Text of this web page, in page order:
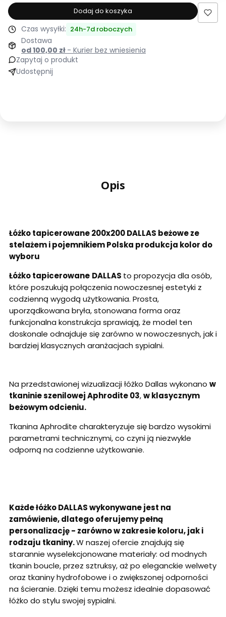
produktu
Łóżko
tapicerowane
DALLAS
Dodaj do koszyka
Czas wysyłki: 24h-7d roboczych
Dostawa
od 100,00 zł
- Kurier bez wniesienia
Zapytaj o produkt
Udostępnij
Opis
Łóżko tapicerowane 200x200 DALLAS beżowe ze
stelażem i pojemnikiem Polska produkcja kolor do
wyboru
Łóżko tapicerowane DALLAS to propozycja dla osób,
które poszukują połączenia nowoczesnej estetyki z
codzienną wygodą użytkowania. Prosta,
uporządkowana bryła, stonowana forma oraz
funkcjonalna konstrukcja sprawiają, że model ten
doskonale odnajduje się zarówno w nowoczesnych, jak i
bardziej klasycznych aranżacjach sypialni.
Na przedstawionej wizualizacji łóżko Dallas wykonano w
tkaninie szenilowej Aphrodite 03,w klasycznym
beżowym odcieniu.
Tkanina Aphrodite charakteryzuje się bardzo wysokimi
parametrami technicznymi, co czyni ją niezwykle
odporną na codzienne użytkowanie.
Każde łóżko DALLAS wykonywane jest na
zamówienie, dlatego oferujemy pełną
personalizację - zarówno w zakresie koloru, jak i
rodzaju tkaniny.W naszej ofercie znajdują się
starannie wyselekcjonowane materiały: od modnych
tkanin boucle, przez sztruksy, aż po eleganckie welwety
oraz tkaniny hydrofobowe i o zwiększonej odporności
na ścieranie. Dzięki temu możesz idealnie dopasować
łóżko do stylu swojej sypialni.